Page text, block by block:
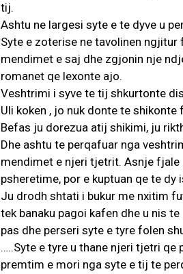
tij.
Ashtu ne largesi syte e te dyve u
Syte e zoterise ne tavolinen
mendimet e saj dhe zgjonin nje
romanet qe lexonte ajo.
Veshtrimi i syve te tij shkurtonte
Uli koken , jo nuk donte te
Befas ju dorezua atij shikimi, ju
Dhe ashtu te perqafuar nga
mendimet e njeri tjetrit. Asnje fjale
psheretime, por e kuptuan qe te
Ju drodh shtati i bukur me nxitim
tek banaku pagoi kafen dhe u nis
pas dhe perseri syte e tyre folen
…..Syte e tyre u thane njeri tjetri qe
premtim e mori nga syte e tij te